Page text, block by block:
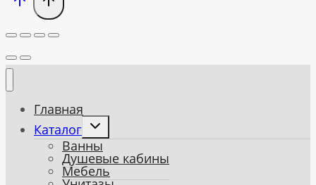
Главная
Каталог
Toggle
menu
Ванны
Душевые кабины
Мебель